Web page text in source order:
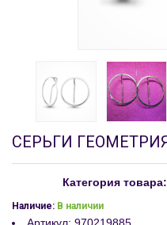
СЕРЬГИ
Категория товара:
Наличие: В наличии
Артикул: 970219885